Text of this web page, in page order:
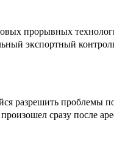
прорывных
экспортный
разрешить проблемы
сразу после